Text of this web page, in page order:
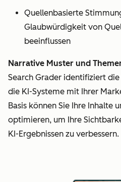
Quellenbasierte
Glaubwürdigkeit von
beeinflussen
Narrative Muster und
Search Grader identifiziert
die KI-Systeme mit Ihrer
Basis können Sie Ihre Inhalte
optimieren, um Ihre
KI-Ergebnissen zu verbessern.